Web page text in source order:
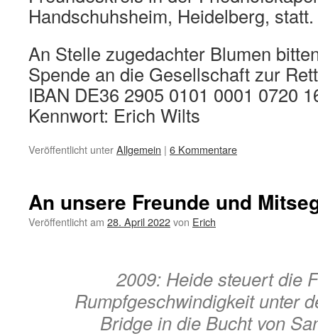
Handschuhsheim, Heidelberg, statt.
An Stelle zugedachter Blumen
Spende an die Gesellschaft zur
IBAN DE36 2905 0101 0001 0720
Kennwort: Erich Wilts
Veröffentlicht unterAllgemein | 6 Kommentare
An unsere Freunde und
Veröffentlicht am 28. April 2022von Erich
2009: Heide steuert die
Rumpfgeschwindigkeit unter
Bridge in die Bucht von